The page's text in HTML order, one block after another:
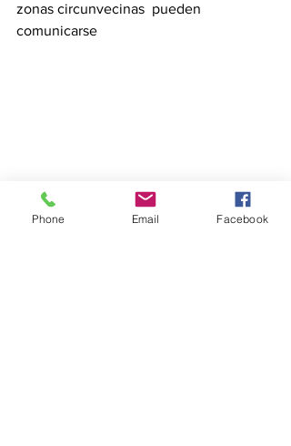
zonas circunvecinas  pueden
comunicarse
Phone Email Facebook